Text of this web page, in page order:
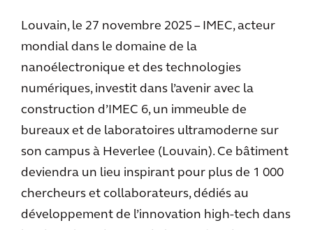
Louvain, le 27 novembre 2025 – IMEC, acteur
mondial dans le domaine de la
nanoélectronique et des technologies
numériques, investit dans l’avenir avec la
construction d’IMEC 6, un immeuble de
bureaux et de laboratoires ultramoderne sur
son campus à Heverlee (Louvain). Ce bâtiment
deviendra un lieu inspirant pour plus de 1 000
chercheurs et collaborateurs, dédiés au
développement de l’innovation high-tech dans